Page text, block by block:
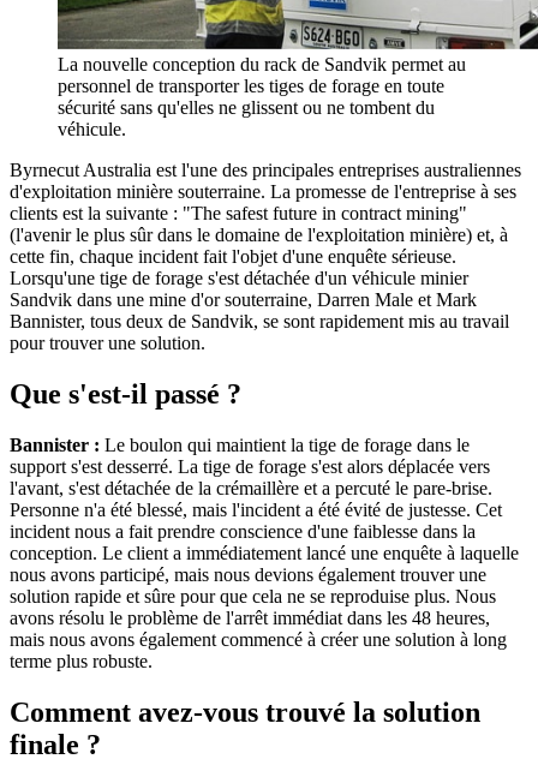
La nouvelle conception du rack de Sandvik permet au
personnel de transporter les tiges de forage en toute
sécurité sans qu'elles ne glissent ou ne tombent du
véhicule.
Byrnecut Australia est l'une des principales entreprises australiennes
d'exploitation minière souterraine. La promesse de l'entreprise à ses
clients est la suivante : "The safest future in contract mining"
(l'avenir le plus sûr dans le domaine de l'exploitation minière) et, à
cette fin, chaque incident fait l'objet d'une enquête sérieuse.
Lorsqu'une tige de forage s'est détachée d'un véhicule minier
Sandvik dans une mine d'or souterraine, Darren Male et Mark
Bannister, tous deux de Sandvik, se sont rapidement mis au travail
pour trouver une solution.
Que s'est-il passé ?
Bannister : Le boulon qui maintient la tige de forage dans le
support s'est desserré. La tige de forage s'est alors déplacée vers
l'avant, s'est détachée de la crémaillère et a percuté le pare-brise.
Personne n'a été blessé, mais l'incident a été évité de justesse. Cet
incident nous a fait prendre conscience d'une faiblesse dans la
conception. Le client a immédiatement lancé une enquête à laquelle
nous avons participé, mais nous devions également trouver une
solution rapide et sûre pour que cela ne se reproduise plus. Nous
avons résolu le problème de l'arrêt immédiat dans les 48 heures,
mais nous avons également commencé à créer une solution à long
terme plus robuste.
Comment avez-vous trouvé la solution
finale ?